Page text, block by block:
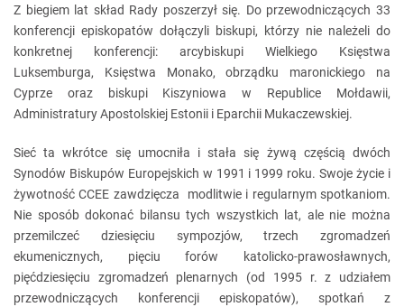
Z biegiem lat skład Rady poszerzył się. Do przewodniczących 33
konferencji episkopatów dołączyli biskupi, którzy nie należeli do
konkretnej konferencji: arcybiskupi Wielkiego Księstwa
Luksemburga, Księstwa Monako, obrządku maronickiego na
Cyprze oraz biskupi Kiszyniowa w Republice Mołdawii,
Administratury Apostolskiej Estonii i Eparchii Mukaczewskiej.
Sieć ta wkrótce się umocniła i stała się żywą częścią dwóch
Synodów Biskupów Europejskich w 1991 i 1999 roku. Swoje życie i
żywotność CCEE zawdzięcza modlitwie i regularnym spotkaniom.
Nie sposób dokonać bilansu tych wszystkich lat, ale nie można
przemilczeć dziesięciu sympozjów, trzech zgromadzeń
ekumenicznych, pięciu forów katolicko-prawosławnych,
pięćdziesięciu zgromadzeń plenarnych (od 1995 r. z udziałem
przewodniczących konferencji episkopatów), spotkań z